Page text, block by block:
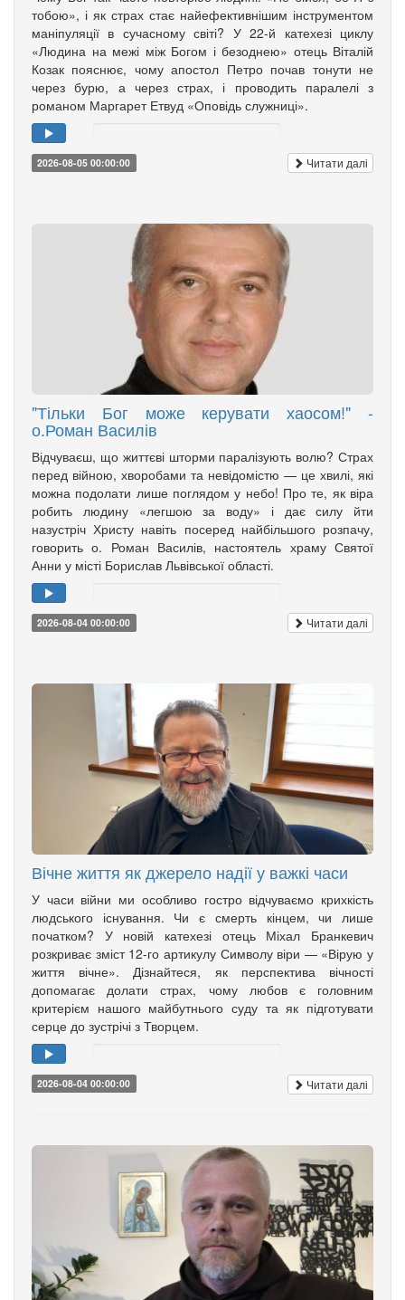
тобою», і як страх стає найефективнішим інструментом
маніпуляції в сучасному світі? У 22-й катехезі циклу
«Людина на межі між Богом і безоднею» отець Віталій
Козак пояснює, чому апостол Петро почав тонути не
через бурю, а через страх, і проводить паралелі з
романом Маргарет Етвуд «Оповідь служниці».
2026-08-05 00:00:00 Читати далі
"Тільки Бог може керувати хаосом!" -
о.Роман Василів
Відчуваєш, що життєві шторми паралізують волю? Страх
перед війною, хворобами та невідомістю — це хвилі, які
можна подолати лише поглядом у небо! Про те, як віра
робить людину «легшою за воду» і дає силу йти
назустріч Христу навіть посеред найбільшого розпачу,
говорить о. Роман Василів, настоятель храму Святої
Анни у місті Борислав Львівської області.
2026-08-04 00:00:00 Читати далі
Вічне життя як джерело надії у важкі часи
У часи війни ми особливо гостро відчуваємо крихкість
людського існування. Чи є смерть кінцем, чи лише
початком? У новій катехезі отець Міхал Бранкевич
розкриває зміст 12-го артикулу Символу віри — «Вірую у
життя вічне». Дізнайтеся, як перспектива вічності
допомагає долати страх, чому любов є головним
критерієм нашого майбутнього суду та як підготувати
серце до зустрічі з Творцем.
2026-08-04 00:00:00 Читати далі